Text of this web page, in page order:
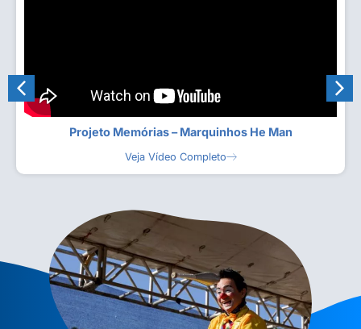
Projeto Memórias – Marquinhos He Man
Veja Vídeo Completo